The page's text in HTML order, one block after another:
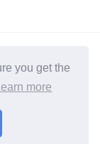
you get the
Learn more